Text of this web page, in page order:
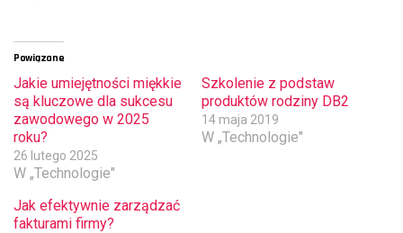
Powiązane
Jakie umiejętności miękkie
są kluczowe dla sukcesu
zawodowego w 2025
roku?
26 lutego 2025
W „Technologie"
Szkolenie z podstaw
produktów rodziny DB2
14 maja 2019
W „Technologie"
Jak efektywnie zarządzać
fakturami firmy?